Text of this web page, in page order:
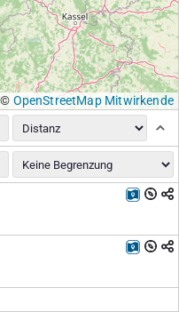
OpenStreetMap Mitwirkende